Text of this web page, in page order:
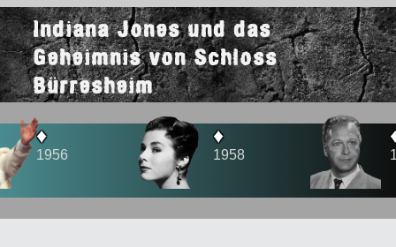
Indiana Jones und das
Geheimnis von Schloss
Bürresheim
♦
1965